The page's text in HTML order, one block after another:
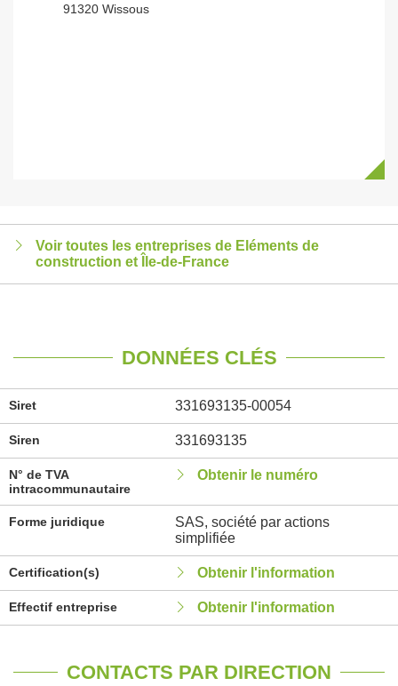
91320 Wissous
Voir toutes les entreprises de Eléments de
construction et Île-de-France
DONNÉES CLÉS
Siret 331693135-00054
Siren 331693135
N° de TVA
intracommunautaire
Obtenir le numéro
Forme juridique
SAS, société par actions
simplifiée
Certification(s) Obtenir l'information
Effectif entreprise Obtenir l'information
CONTACTS PAR DIRECTION